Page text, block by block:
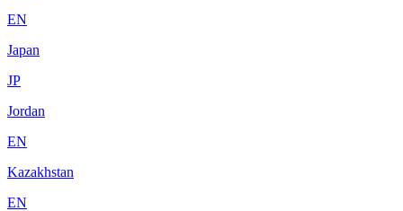
EN
Japan
JP
Jordan
EN
Kazakhstan
EN